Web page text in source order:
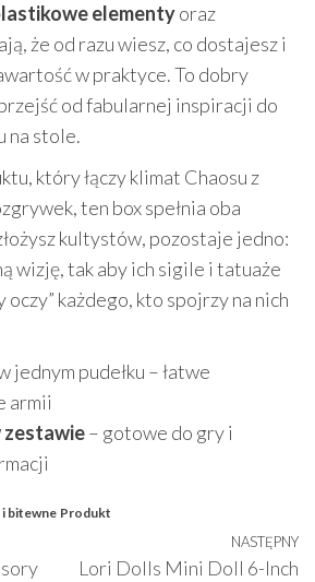
elementyoraz
że od razu wiesz, co dostajesz i
w praktyce. To dobry
od fabularnej inspiracji do
na stole.
który łączy klimat Chaosu z
ten box spełnia oba
kultystów, pozostaje jedno:
wizję, tak aby ich sigile i tatuaże
oczy” każdego, kto spojrzy na nich
jednym pudełku – łatwe
armii
zestawie– gotowe do gry i
bitewne Produkt
NASTĘPNY
Lori Dolls Mini Doll 6-Inch